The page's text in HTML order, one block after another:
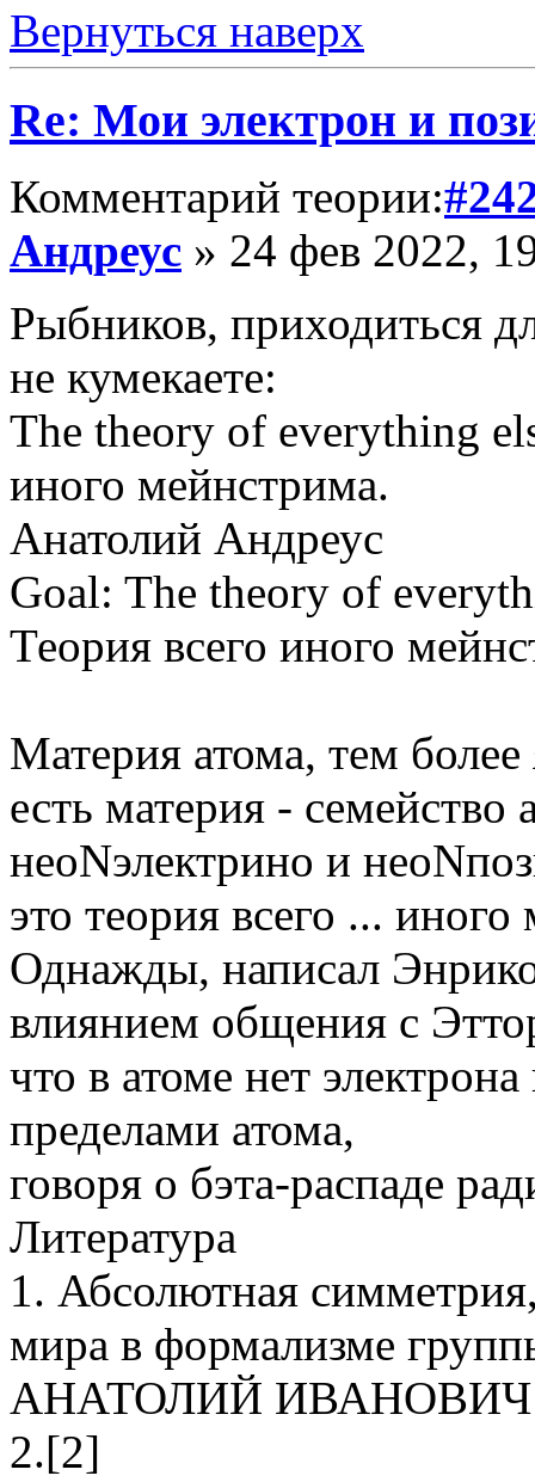
Вернуться наверх
Re: Мои электрон и
Комментарий теории:
Андреус » 24 фев 2022,
Рыбников, приходиться
не кумекаете:
The theory of everything
иного мейнстрима.
Анатолий Андреус
Goal: The theory of
Теория всего иного
Материя атома, тем более
есть материя - семейство
неоNэлектрино и
это теория всего ...
Однажды, написал
влиянием общения с
что в атоме нет
пределами атома,
говоря о бэта-распаде
Литература
1. Абсолютная
мира в формализме
АНАТОЛИЙ
2.[2]